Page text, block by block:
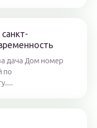
дача Дом номер
по